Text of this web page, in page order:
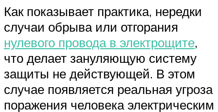
Как показывает практика, нередки
случаи обрыва или отгорания
нулевого провода в электрощите,
что делает зануляющую систему
защиты не действующей. В этом
случае появляется реальная угроза
поражения человека электрическим